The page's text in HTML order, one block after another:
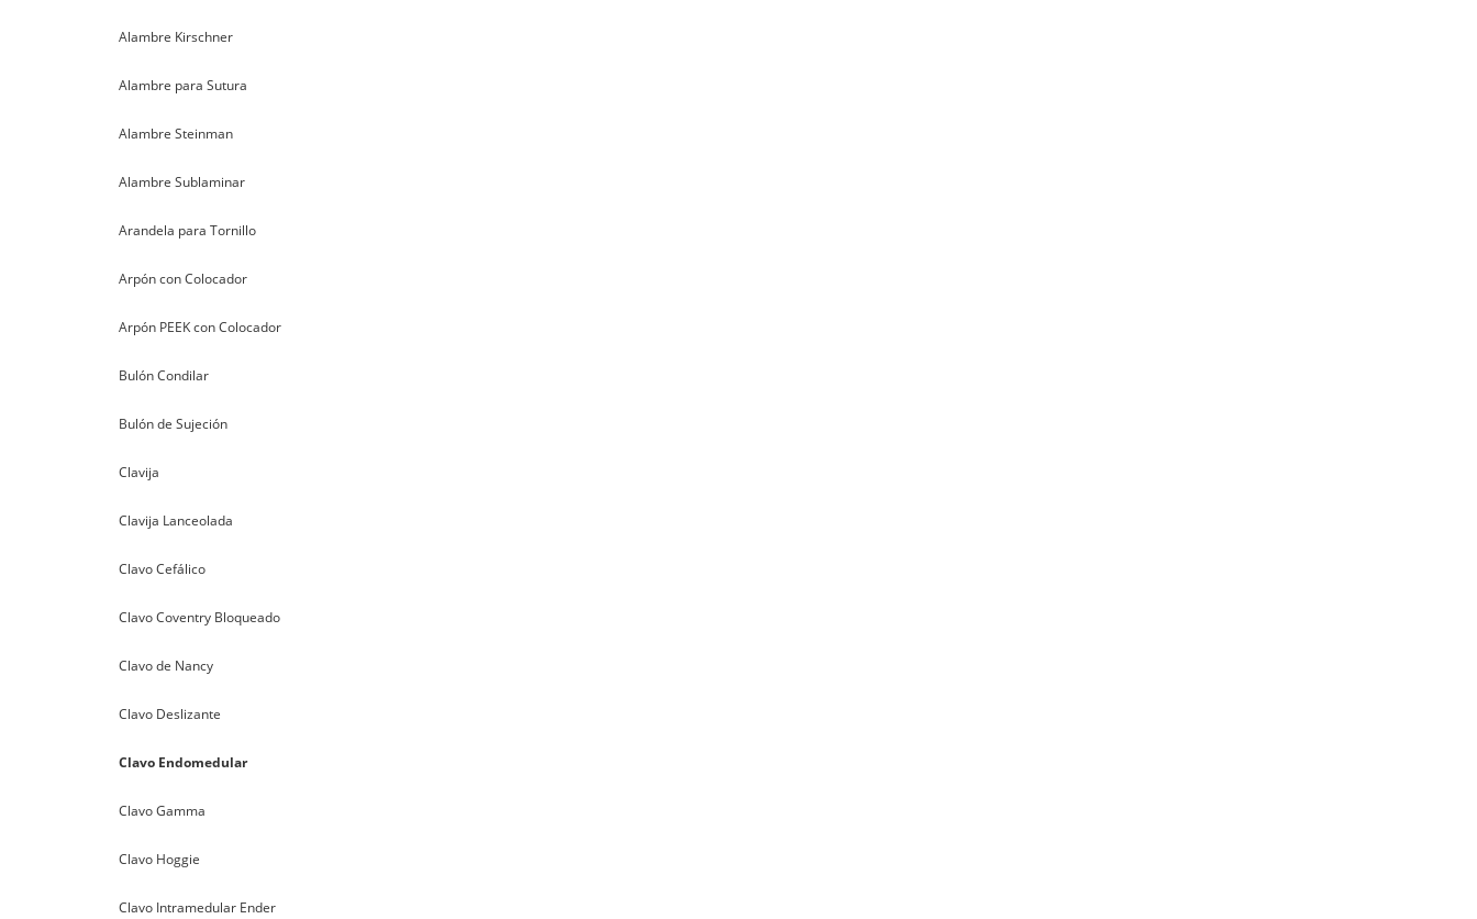
Alambre Kirschner
Alambre para Sutura
Alambre Steinman
Alambre Sublaminar
Arandela para Tornillo
Arpón con Colocador
Arpón PEEK con Colocador
Bulón Condilar
Bulón de Sujeción
Clavija
Clavija Lanceolada
Clavo Cefálico
Clavo Coventry Bloqueado
Clavo de Nancy
Clavo Deslizante
Clavo Endomedular
Clavo Gamma
Clavo Hoggie
Clavo Intramedular Ender